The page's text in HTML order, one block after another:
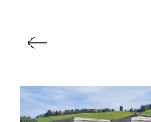
Direkt
zum